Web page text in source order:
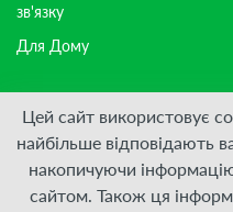
зв'язку
Для Дому
Приєднуйтесь:
Цей сайт використовує
найбільше відповідають
накопичуючи
сайтом. Також ця